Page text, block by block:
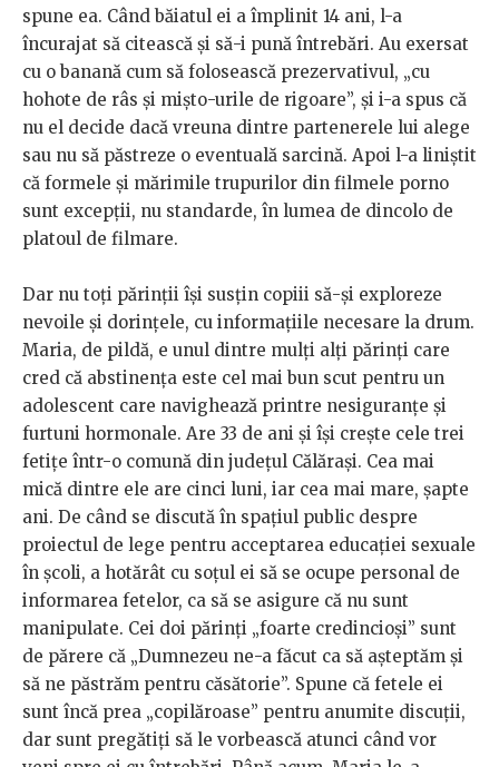
spune ea. Când băiatul ei a împlinit 14 ani, l-a
încurajat să citească și să-i pună întrebări. Au exersat
cu o banană cum să folosească prezervativul, „cu
hohote de râs și mișto-urile de rigoare”, și i-a spus că
nu el decide dacă vreuna dintre partenerele lui alege
sau nu să păstreze o eventuală sarcină. Apoi l-a liniștit
că formele și mărimile trupurilor din filmele porno
sunt excepții, nu standarde, în lumea de dincolo de
platoul de filmare.
Dar nu toți părinții își susțin copiii să-și exploreze
nevoile și dorințele, cu informațiile necesare la drum.
Maria, de pildă, e unul dintre mulți alți părinți care
cred că abstinența este cel mai bun scut pentru un
adolescent care navighează printre nesiguranțe și
furtuni hormonale. Are 33 de ani și își crește cele trei
fetițe într-o comună din județul Călărași. Cea mai
mică dintre ele are cinci luni, iar cea mai mare, șapte
ani. De când se discută în spațiul public despre
proiectul de lege pentru acceptarea educației sexuale
în școli, a hotărât cu soțul ei să se ocupe personal de
informarea fetelor, ca să se asigure că nu sunt
manipulate. Cei doi părinți „foarte credincioși” sunt
de părere că „Dumnezeu ne-a făcut ca să așteptăm și
să ne păstrăm pentru căsătorie”. Spune că fetele ei
sunt încă prea „copilăroase” pentru anumite discuții,
dar sunt pregătiți să le vorbească atunci când vor